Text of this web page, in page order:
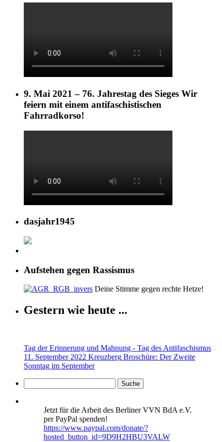
9. Mai 2021 – 76. Jahrestag des Sieges Wir
feiern mit einem antifaschistischen
Fahrradkorso!
dasjahr1945
Aufstehen gegen Rassismus
Deine Stimme gegen rechte Hetze!
Gestern wie heute ...
Tag der Erinnerung und Mahnung - Tag des Antifaschismus
11. September 2022 Kreuzberg Broschüre: Der Zweite
Sonntag im September
Jetzt für die Arbeit des Berliner VVN BdA e.V.
per PayPal spenden!
https://www.paypal.com/donate/?
hosted_button_id=9D9H2HBU3VALW